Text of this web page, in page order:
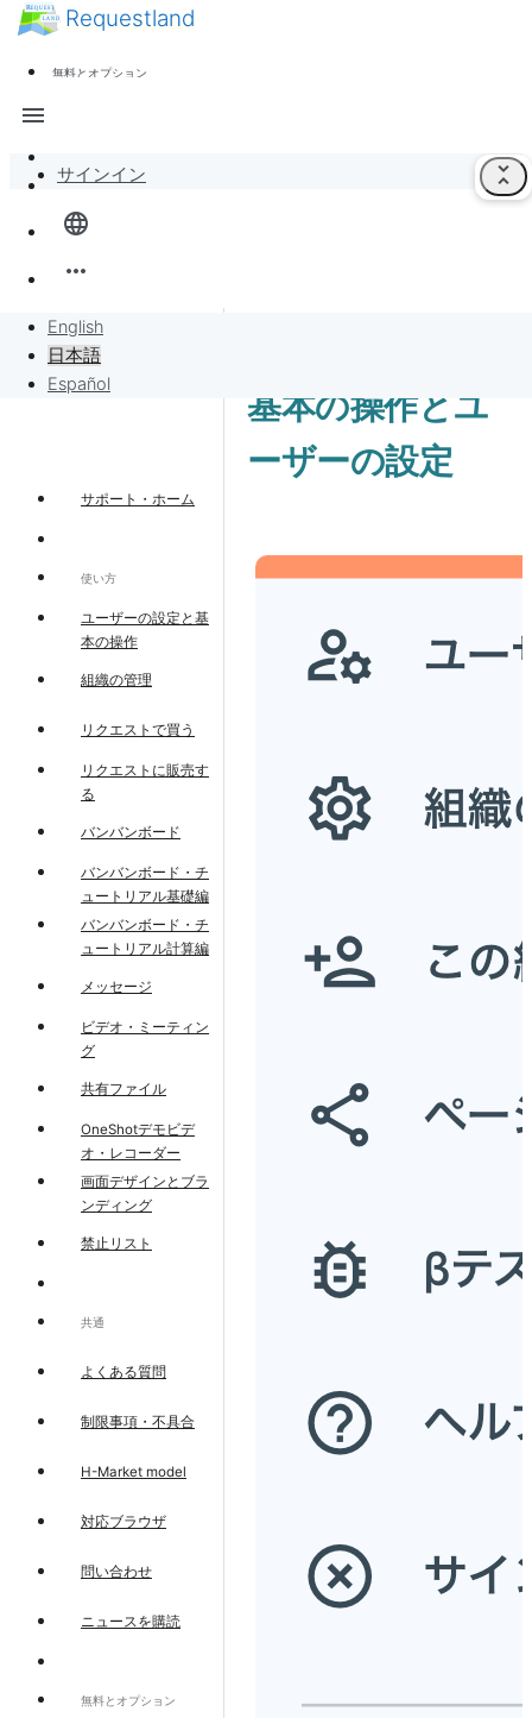
Requestland
無料とオプション
language
more_horiz
English
日本語
Español
menu
全体像
リクエストに販売
ニュース
サインイン
サポート・ホーム
使い方
ユーザーの設定と基
本の操作
組織の管理
リクエストで買う
リクエストに販売す
る
バンバンボード
バンバンボード・チ
ュートリアル基礎編
バンバンボード・チ
ュートリアル計算編
メッセージ
ビデオ・ミーティン
グ
共有ファイル
OneShotデモビデ
オ・レコーダー
画面デザインとブラ
ンディング
禁止リスト
共通
よくある質問
制限事項・不具合
H-Market model
対応ブラウザ
問い合わせ
ニュースを購読
無料とオプション
基本の操作とユ
ーザーの設定
unfold_less